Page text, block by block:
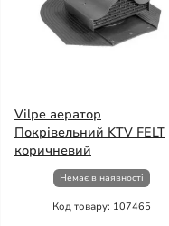
Vilpe аератор
Покрівельний KTV FELT
коричневий
Немає в наявності
Код товару: 107465